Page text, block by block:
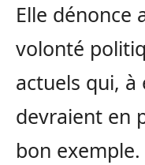
Elle dénonce
volonté
actuels qui, à
devraient en
bon exemple.